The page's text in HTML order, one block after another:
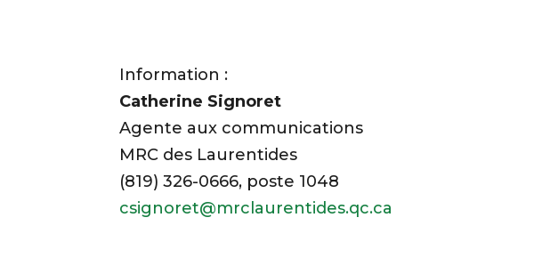
Information :
Catherine Signoret
Agente aux communications
MRC des Laurentides
(819) 326-0666, poste 1048
csignoret@mrclaurentides.qc.ca